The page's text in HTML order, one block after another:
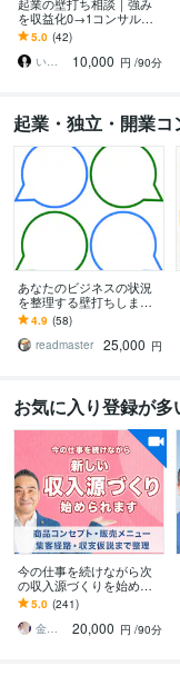
を収益化0→1コンサルし
ます 起業相談・商品設
計・方向性整理までサポ
ート【★5.0・実績】
5.0 (42)
いく｜起業の壁打ち専門家
10,000 円 /90分
起業・独立・開業
あなたのビジネスの状況
を整理する壁打ちします
ディスカッション相手と
して相談に乗ります
4.9 (58)
readmaster
25,000 円
お気に入り登録が多
今の仕事を続けながら次
の収入源づくりを始めら
れます 独自ポジションづ
くりからメニュー・集客
経路・収支仮説まで整理
5.0 (241)
金森正治
20,000 円 /90分